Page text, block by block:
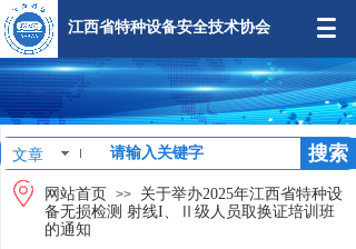
江西省特种设备安全技术协会
文章 搜索
网站首页 >>
关于举办2025年江西省特种设
备无损检测 射线I、Ⅱ级人员取换证培训班
的通知